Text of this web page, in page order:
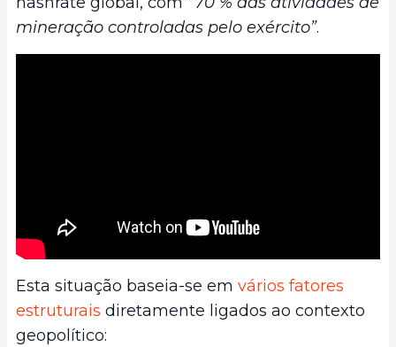
mineração controladas pelo exército”.
Esta situação baseia-se em vários fatores
estruturais diretamente ligados ao contexto
geopolítico: